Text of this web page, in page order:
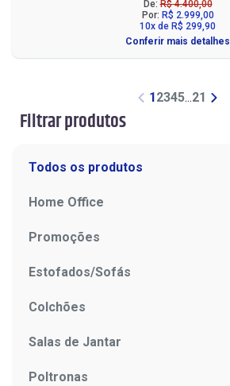
Filtrar produtos
Todos os produtos
Home Office
Promoções
Estofados/Sofás
Colchões
Salas de Jantar
Poltronas
De:R$ 4.400,00
Por: R$ 2.999,00
10x de R$ 299,90
Conferir mais detalhes
1 2345...21